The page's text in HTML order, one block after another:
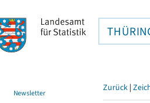
Newsletter Zurück |